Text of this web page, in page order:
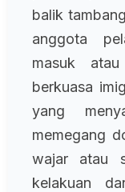
balik
anggota
masuk
berkuasa
yang
memegang
wajar atau
kelakuan